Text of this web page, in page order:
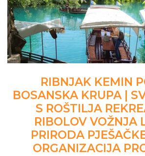
RIBNJAK KEMIN
BOSANSKA KRUPA |
S ROŠTILJA
RIBOLOV VOŽNJA
PRIRODA
ORGANIZACIJA